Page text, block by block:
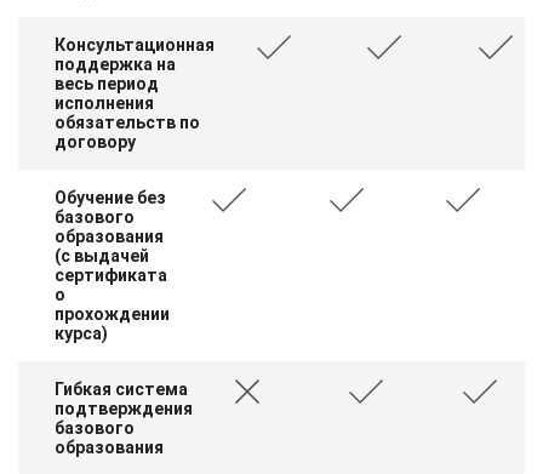
Консультационная
поддержка на
весь период
исполнения
обязательств по
договору
Обучение без
базового
образования
(с выдачей
сертификата
о
прохождении
курса)
Гибкая система
подтверждения
базового
образования